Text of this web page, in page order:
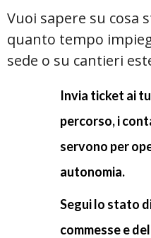
Vuoi sapere su cosa
quanto tempo
sede o su cantieri
Invia ticket ai
percorso, i
servono per
autonomia.
Segui lo stato
commesse e